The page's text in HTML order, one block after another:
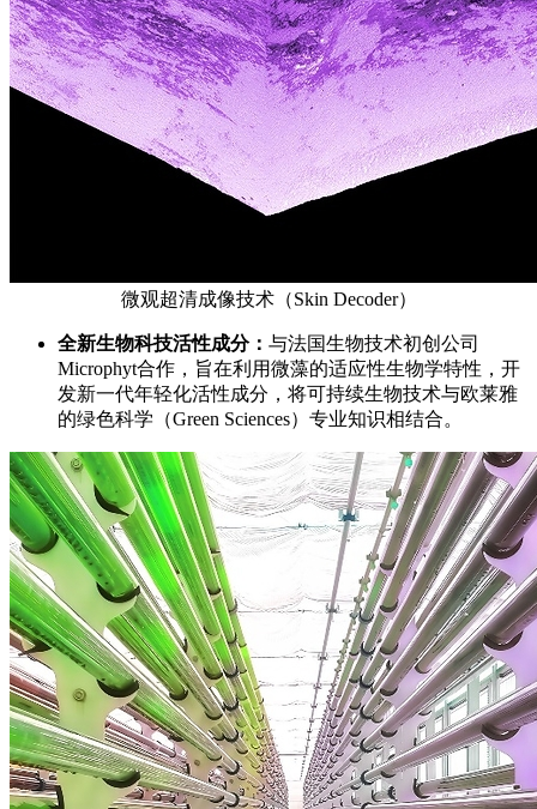
微观超清成像技术（Skin Decoder）
全新生物科技活性成分： 与法国生物技术初创公司
Microphyt合作，旨在利用微藻的适应性生物学特性，开
发新一代年轻化活性成分，将可持续生物技术与欧莱雅
的绿色科学（Green Sciences）专业知识相结合。